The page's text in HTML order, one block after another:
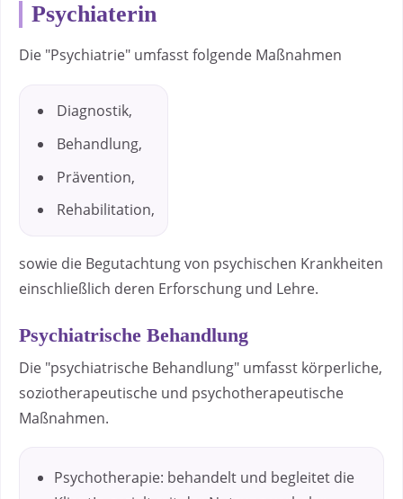
Psychiaterin
Die "Psychiatrie" umfasst folgende Maßnahmen
Diagnostik,
Behandlung,
Prävention,
Rehabilitation,
sowie die Begutachtung von psychischen Krankheiten
einschließlich deren Erforschung und Lehre.
Psychiatrische Behandlung
Die "psychiatrische Behandlung" umfasst körperliche,
soziotherapeutische und psychotherapeutische
Maßnahmen.
Psychotherapie: behandelt und begleitet die